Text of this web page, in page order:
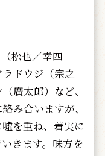
松也／幸四
ドウジ（宗之
廣太郎）など、
み合いますが、
を重ね、着実に
きます。味方を